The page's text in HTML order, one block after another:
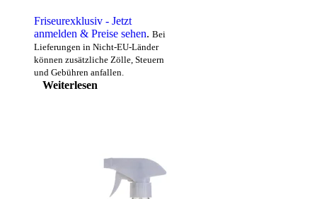
Friseurexklusiv - Jetzt
anmelden & Preise sehen. Bei
Lieferungen in Nicht-EU-Länder
können zusätzliche Zölle, Steuern
und Gebühren anfallen.
Weiterlesen